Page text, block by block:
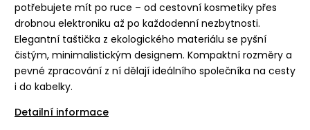
potřebujete mít po ruce – od cestovní kosmetiky přes
drobnou elektroniku až po každodenní nezbytnosti.
Elegantní taštička z ekologického materiálu se pyšní
čistým, minimalistickým designem. Kompaktní rozměry a
pevné zpracování z ní dělají ideálního společníka na cesty
i do kabelky.
Detailní informace